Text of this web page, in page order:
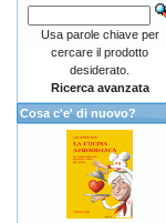
Usa parole chiave per
cercare il prodotto
desiderato.
Ricerca avanzata
Cosa c'e' di nuovo?